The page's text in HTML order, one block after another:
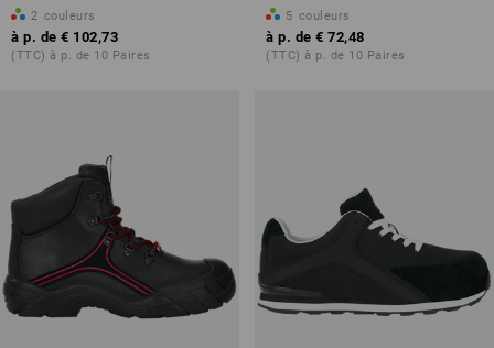
2 couleurs
à p. de € 102,73
(TTC) à p. de 10 Paires
5 couleurs
à p. de € 72,48
(TTC) à p. de 10 Paires